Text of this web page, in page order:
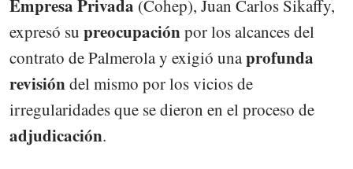
Empresa Privada (Cohep), Juan Carlos Sikaffy,
expresó su preocupaciónpor los alcances del
contrato de Palmerola y exigió unaprofunda
revisióndel mismo por los vicios de
irregularidades que se dieron en el proceso de
adjudicación.